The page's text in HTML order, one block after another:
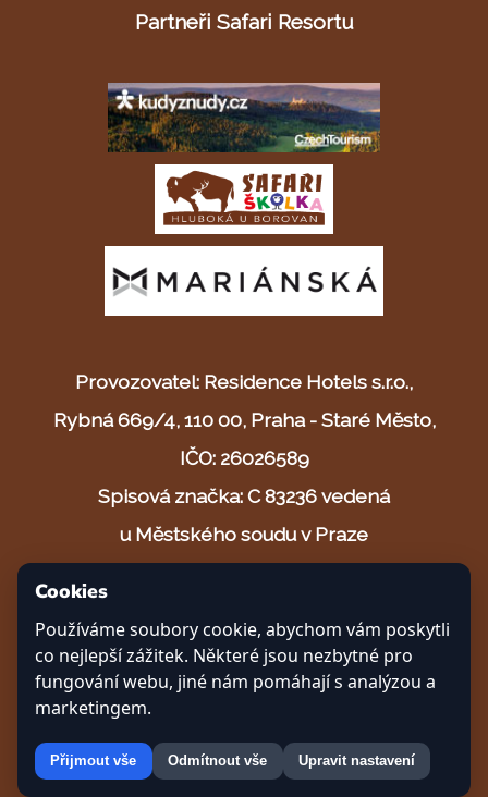
Partneři Safari Resortu
Provozovatel: Residence Hotels s.r.o.,
Rybná 669/4, 110 00, Praha - Staré Město,
IČO: 26026589
Spisová značka: C 83236 vedená
u Městského soudu v Praze
Vytvořeno s ❤ v Českých Budějovicích
Cookies
Používáme soubory cookie, abychom vám poskytli
co nejlepší zážitek. Některé jsou nezbytné pro
fungování webu, jiné nám pomáhají s analýzou a
marketingem.
Přijmout vše Odmítnout vše Upravit nastavení